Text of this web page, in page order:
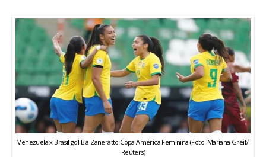
ESPORTES
ENTRETENIMENTO
ENQUETE
Venezuela x Brasil gol Bia Zaneratto Copa América Feminina (Foto: Mariana Greif/
Reuters)